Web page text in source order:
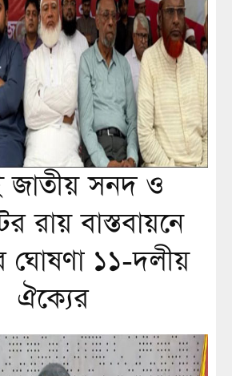
জাতীয় সনদ ও
রায় বাস্তবায়নে
ঘোষণা ১১-দলীয়
ঐক্যের